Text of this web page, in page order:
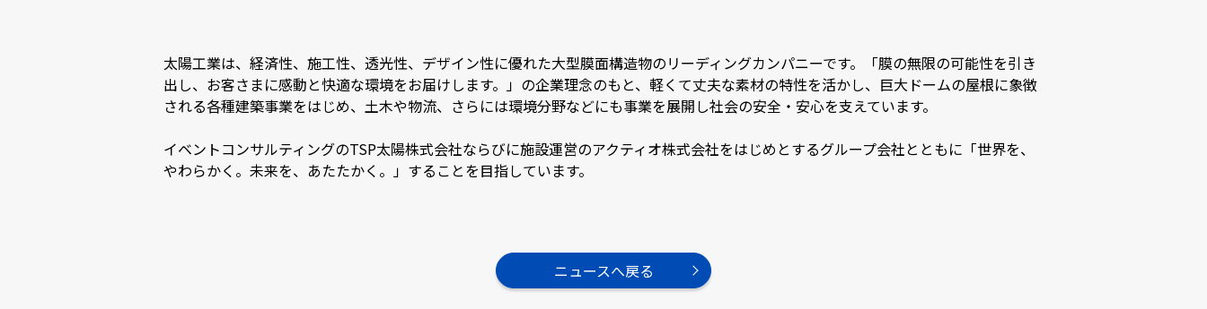
太陽工業は、経済性、施工性、透光性、デザイン性に優れた大型膜面構造物のリーディングカンパニーです。「膜の無限の可能性を引き
出し、お客さまに感動と快適な環境をお届けします。」の企業理念のもと、軽くて丈夫な素材の特性を活かし、巨大ドームの屋根に象徴
される各種建築事業をはじめ、土木や物流、さらには環境分野などにも事業を展開し社会の安全・安心を支えています。
イベントコンサルティングのTSP太陽株式会社ならびに施設運営のアクティオ株式会社をはじめとするグループ会社とともに「世界を、
やわらかく。未来を、あたたかく。」することを目指しています。
ニュースへ戻る